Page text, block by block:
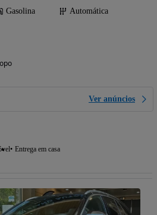
Gasolina
Automática
Ver anúncios
Entrega em casa